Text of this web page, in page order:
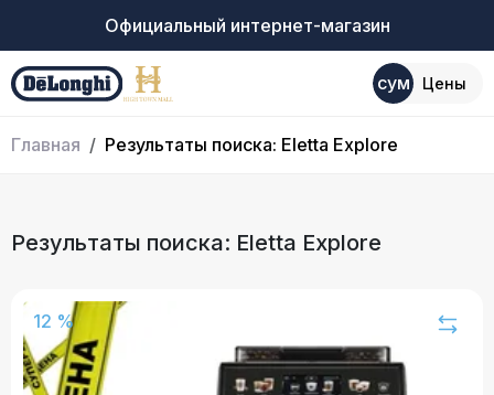
Официальный интернет-магазин
сум Цены
Главная Результаты поиска: Eletta Explore
Результаты поиска: Eletta Explore
12 %